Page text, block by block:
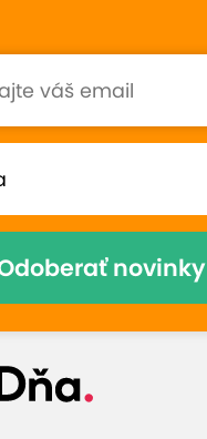
novinky